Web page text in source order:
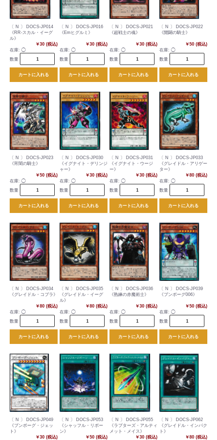
〔 N 〕 DOCS-JP014
《RR-スカル・イーグ
ル》
￥30 (税込)
在庫: ◯
数量
カートに入れる
〔 N 〕 DOCS-JP016
《Emヒグルミ》
￥30 (税込)
在庫: ◯
数量
カートに入れる
〔 N 〕 DOCS-JP021
《超戦士の魂》
￥30 (税込)
在庫: ◯
数量
カートに入れる
〔 N 〕 DOCS-JP022
《開闢の騎士》
￥50 (税込)
在庫: ◯
数量
カートに入れる
〔 N 〕 DOCS-JP023
《宵闇の騎士》
￥50 (税込)
在庫: ◯
数量
カートに入れる
〔 N 〕 DOCS-JP030
《イグナイト・デリンジ
ャー》
￥30 (税込)
在庫: ◯
数量
カートに入れる
〔 N 〕 DOCS-JP031
《イグナイト・ウージ
ー》
￥30 (税込)
在庫: ◯
数量
カートに入れる
〔 N 〕 DOCS-JP033
《グレイドル・アリゲー
ター》
￥80 (税込)
在庫: ◯
数量
カートに入れる
〔 N 〕 DOCS-JP034
《グレイドル・コブラ》
￥80 (税込)
在庫: ◯
数量
カートに入れる
〔 N 〕 DOCS-JP035
《グレイドル・イーグ
ル》
￥80 (税込)
在庫: ◯
数量
カートに入れる
〔 N 〕 DOCS-JP036
《熟練の赤魔術士》
￥30 (税込)
在庫: ◯
数量
カートに入れる
〔 N 〕 DOCS-JP039
《ブンボーグ006》
￥50 (税込)
在庫: ◯
数量
カートに入れる
〔 N 〕 DOCS-JP049
《ブンボーグ・ジェッ
ト》
￥30 (税込)
〔 N 〕 DOCS-JP053
《シャッフル・リボー
ン》
￥50 (税込)
〔 N 〕 DOCS-JP055
《ラプターズ・アルティ
メット・メイス》
￥30 (税込)
〔 N 〕 DOCS-JP062
《グレイドル・インパク
ト》
￥80 (税込)